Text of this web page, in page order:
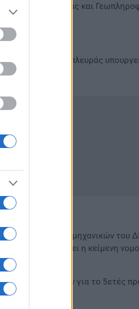
Τοπογραφίας και
αναφορά από πλευράς
πολιτικών μηχανικών του
που θέτει η κείμενη
μηχανικών για το 5ετές